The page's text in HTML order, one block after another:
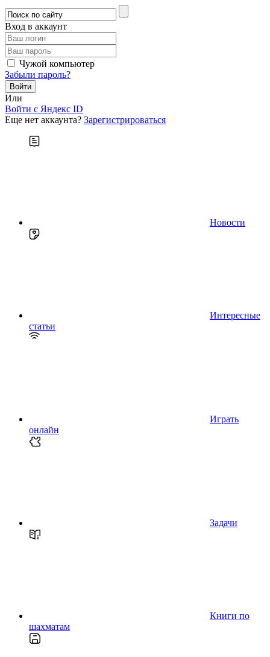
Вход в аккаунт
Чужой компьютер
Забыли пароль?
Или
Войти c Яндекс ID
Еще нет аккаунта? Зарегистрироваться
Новости
Интересные
статьи
Играть
онлайн
Задачи
Книги по
шахматам